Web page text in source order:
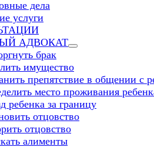
дела
услуги
АДВОКАТ
брак
имущество
препятствие в общении с
место проживания
ребенка за границу
отцовство
отцовство
алименты